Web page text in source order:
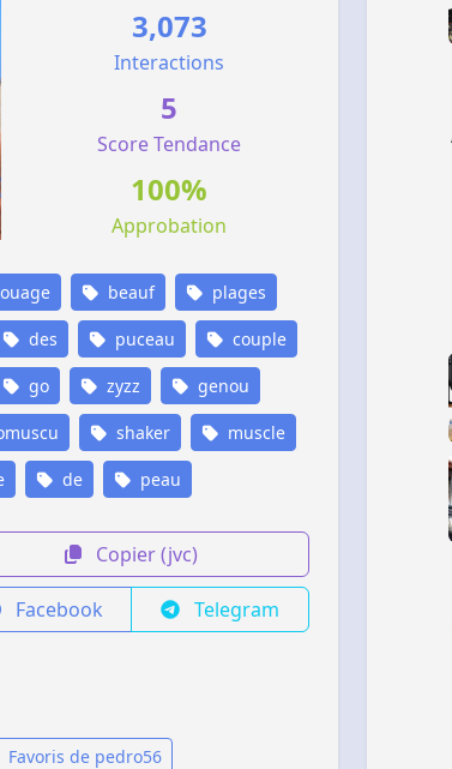
3,073
Interactions
5
Score Tendance
100%
Approbation
beauf plages
des puceau couple
go zyzz genou
shaker muscle
de peau
Copier (jvc)
Facebook Telegram
Favoris de pedro56